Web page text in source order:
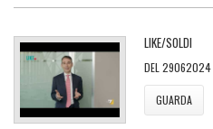
LIKE/SOLDI
DEL 29062024
GUARDA